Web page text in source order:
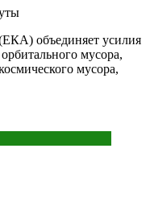
объединяет усилия
мусора,
мусора,